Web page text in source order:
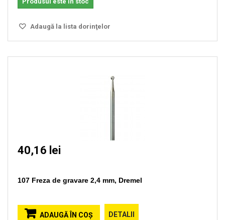
Adaugă la lista dorinţelor
40,16 lei
107 Freza de gravare 2,4 mm, Dremel
ADAUGĂ ÎN COŞ DETALII